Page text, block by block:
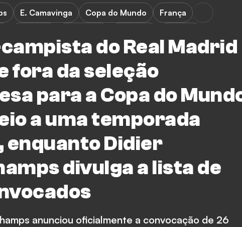
do Real Madrid
fora da seleção
para a Copa do
a uma temporada
enquanto Didier
divulga a lista de
E. Camavinga Copa do Mundo
França
K. Mbappe La Liga Bundesliga Premier League
anunciou oficialmente a convocação de 26